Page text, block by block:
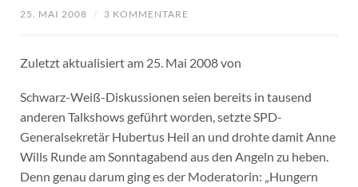
25. MAI 2008 / 3 KOMMENTARE
Zuletzt aktualisiert am 25. Mai 2008 von
Schwarz-Weiß-Diskussionen seien bereits in tausend
anderen Talkshows geführt worden, setzte SPD-
Generalsekretär Hubertus Heil an und drohte damit Anne
Wills Runde am Sonntagabend aus den Angeln zu heben.
Denn genau darum ging es der Moderatorin: „Hungern